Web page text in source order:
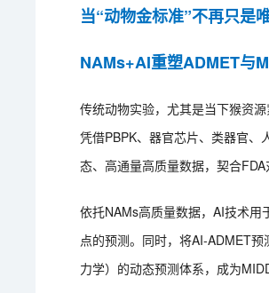
当“动物金标准”不再只是
NAMs+AI重塑ADMET与
传统动物实验，尤其是当下猴资
凭借PBPK、器官芯片、类器官
态、高通量高质量数据，契合FDA
依托NAMs高质量数据，AI技术
点的预测。同时，将AI-ADMET
力学）的动态预测体系，成为